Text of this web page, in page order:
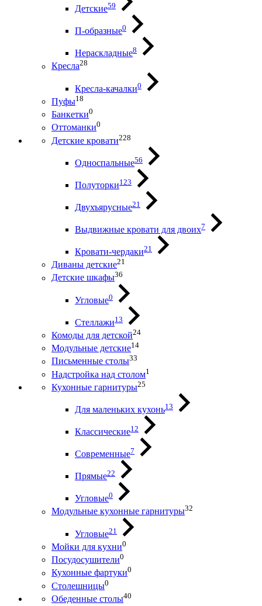
Детские59
П-образные0
Нераскладные8
Кресла28
Кресла-качалки0
Пуфы18
Банкетки0
Оттоманки0
Детские кровати228
Односпальные56
Полуторки123
Двухъярусные21
Выдвижные кровати для двоих7
Кровати-чердаки21
Диваны детские21
Детские шкафы36
Угловые0
Стеллажи13
Комоды для детской24
Модульные детские14
Письменные столы33
Надстройка над столом1
Кухонные гарнитуры25
Для маленьких кухонь13
Классические12
Современные7
Прямые22
Угловые0
Модульные кухонные гарнитуры32
Угловые21
Мойки для кухни0
Посудосушители0
Кухонные фартуки0
Столешницы0
Обеденные столы40